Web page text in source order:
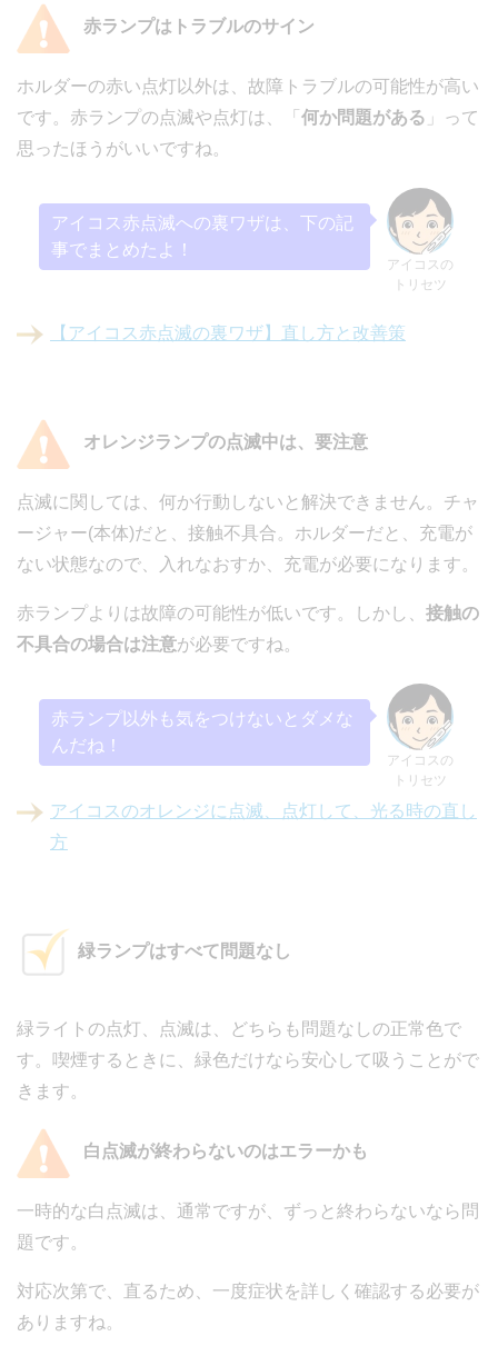
赤ランプはトラブルのサイン
ホルダーの赤い点灯以外は、故障トラブルの可能性が高い
です。赤ランプの点滅や点灯は、「 何か問題がある 」って
思ったほうがいいですね。
アイコスの
トリセツ
アイコス赤点滅への裏ワザは、下の記
事でまとめたよ！
【アイコス赤点滅の裏ワザ】直し方と改善策
オレンジランプの点滅中は、要注意
点滅に関しては、何か行動しないと解決できません。チャ
ージャー(本体)だと、接触不具合。ホルダーだと、充電が
ない状態なので、入れなおすか、充電が必要になります。
赤ランプよりは故障の可能性が低いです。しかし、 接触の
不具合の場合は注意が必要ですね。
アイコスの
トリセツ
赤ランプ以外も気をつけないとダメな
んだね！
アイコスのオレンジに点滅、点灯して、光る時の直し
方
緑ランプはすべて問題なし
緑ライトの点灯、点滅は、どちらも問題なしの正常色で
す。喫煙するときに、緑色だけなら安心して吸うことがで
きます。
白点滅が終わらないのはエラーかも
一時的な白点滅は、通常ですが、ずっと終わらないなら問
題です。
対応次第で、直るため、一度症状を詳しく確認する必要が
ありますね。